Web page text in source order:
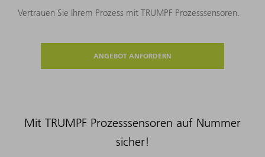
Vertrauen Sie Ihrem Prozess mit TRUMPF Prozesssensoren.
ANGEBOT ANFORDERN
Mit TRUMPF Prozesssensoren auf Nummer
sicher!